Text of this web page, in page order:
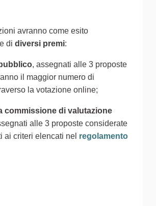
avranno come esito
di diversi premi:
, assegnati alle 3 proposte
il maggior numero di
la votazione online;
commissione di valutazione
alle 3 proposte considerate
ai criteri elencati nel regolamento